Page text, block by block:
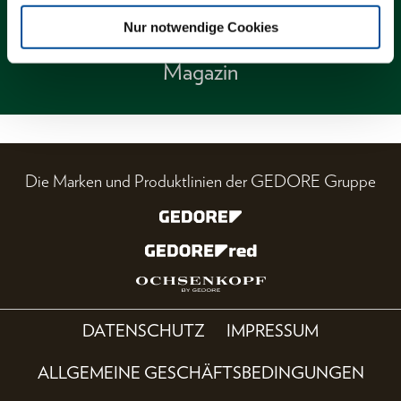
Nur notwendige Cookies
Magazin
Die Marken und Produktlinien der GEDORE Gruppe
DATENSCHUTZ IMPRESSUM
ALLGEMEINE GESCHÄFTSBEDINGUNGEN